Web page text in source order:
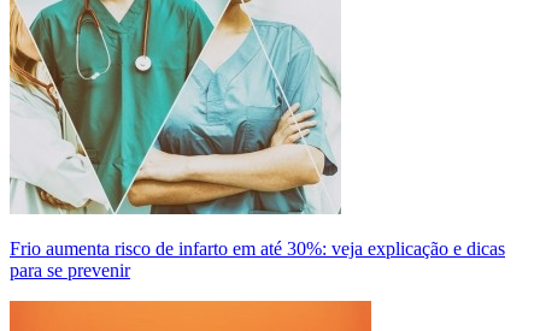
Frio aumenta risco de infarto em até 30%: veja explicação e dicas
para se prevenir